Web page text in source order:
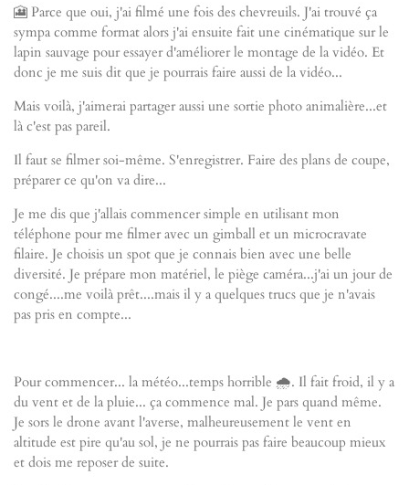
🎦 Parce que oui, j'ai filmé une fois des chevreuils. J'ai trouvé ça
sympa comme format alors j'ai ensuite fait une cinématique sur le
lapin sauvage pour essayer d'améliorer le montage de la vidéo. Et
donc je me suis dit que je pourrais faire aussi de la vidéo...
Mais voilà, j'aimerai partager aussi une sortie photo animalière...et
là c'est pas pareil.
Il faut se filmer soi-même. S'enregistrer. Faire des plans de coupe,
préparer ce qu'on va dire...
Je me dis que j'allais commencer simple en utilisant mon
téléphone pour me filmer avec un gimball et un microcravate
filaire. Je choisis un spot que je connais bien avec une belle
diversité. Je prépare mon matériel, le piège caméra...j'ai un jour de
congé....me voilà prêt....mais il y a quelques trucs que je n'avais
pas pris en compte...
Pour commencer... la météo...temps horrible 🌧️. Il fait froid, il y a
du vent et de la pluie... ça commence mal. Je pars quand même.
Je sors le drone avant l'averse, malheureusement le vent en
altitude est pire qu'au sol, je ne pourrais pas faire beaucoup mieux
et dois me reposer de suite.